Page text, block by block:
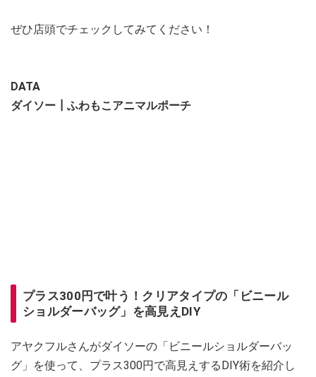
ぜひ店頭でチェックしてみてください！
DATA
ダイソー┃ふわもこアニマルポーチ
プラス300円で叶う！クリアタイプの「ビニール
ショルダーバッグ」を高見えDIY
アヤクフルさんがダイソーの「ビニールショルダーバッ
グ」を使って、プラス300円で高見えするDIY術を紹介し